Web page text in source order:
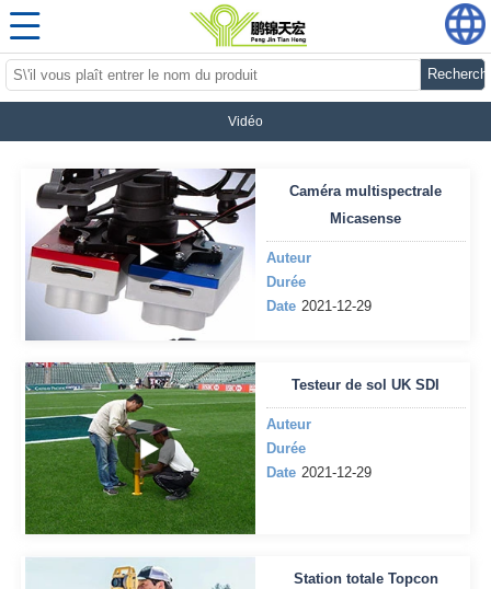
Vidéo
Caméra multispectrale
Micasense
Auteur
Durée
Date 2021-12-29
Testeur de sol UK SDI
Auteur
Durée
Date 2021-12-29
Station totale Topcon